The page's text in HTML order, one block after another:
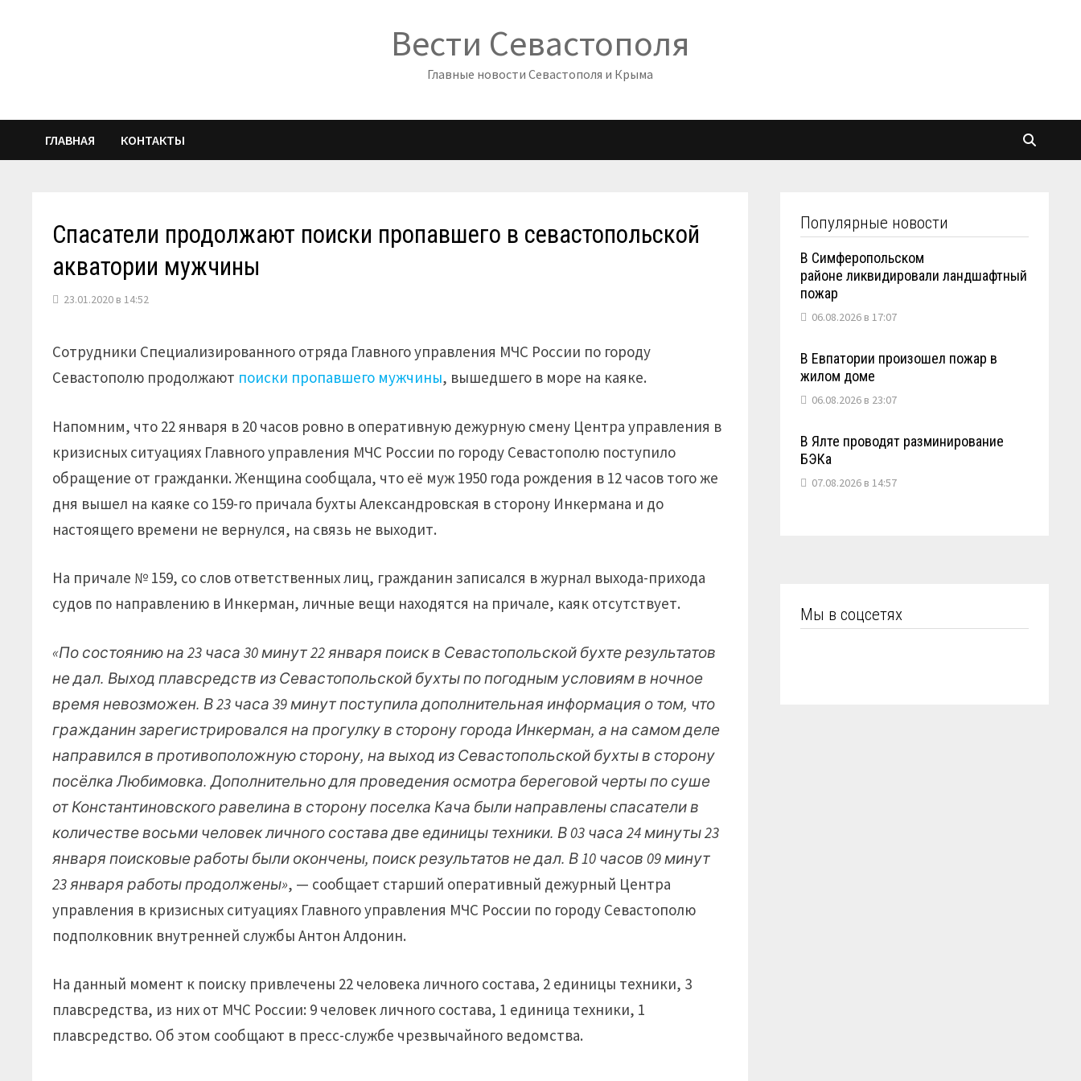
Вести Севастополя
Главные новости Севастополя и Крыма
ГЛАВНАЯ КОНТАКТЫ
Спасатели продолжают поиски пропавшего в севастопольской
акватории мужчины
23.01.2020 в 14:52
Сотрудники Специализированного отряда Главного управления МЧС России по городу
Севастополю продолжают поиски пропавшего мужчины, вышедшего в море на каяке.
Напомним, что 22 января в 20 часов ровно в оперативную дежурную смену Центра управления в
кризисных ситуациях Главного управления МЧС России по городу Севастополю поступило
обращение от гражданки. Женщина сообщала, что её муж 1950 года рождения в 12 часов того же
дня вышел на каяке со 159-го причала бухты Александровская в сторону Инкермана и до
настоящего времени не вернулся, на связь не выходит.
На причале № 159, со слов ответственных лиц, гражданин записался в журнал выхода-прихода
судов по направлению в Инкерман, личные вещи находятся на причале, каяк отсутствует.
«По состоянию на 23 часа 30 минут 22 января поиск в Севастопольской бухте результатов
не дал. Выход плавсредств из Севастопольской бухты по погодным условиям в ночное
время невозможен. В 23 часа 39 минут поступила дополнительная информация о том, что
гражданин зарегистрировался на прогулку в сторону города Инкерман, а на самом деле
направился в противоположную сторону, на выход из Севастопольской бухты в сторону
посёлка Любимовка. Дополнительно для проведения осмотра береговой черты по суше
от Константиновского равелина в сторону поселка Кача были направлены спасатели в
количестве восьми человек личного состава две единицы техники. В 03 часа 24 минуты 23
января поисковые работы были окончены, поиск результатов не дал. В 10 часов 09 минут
23 января работы продолжены», — сообщает старший оперативный дежурный Центра
управления в кризисных ситуациях Главного управления МЧС России по городу Севастополю
подполковник внутренней службы Антон Алдонин.
На данный момент к поиску привлечены 22 человека личного состава, 2 единицы техники, 3
плавсредства, из них от МЧС России: 9 человек личного состава, 1 единица техники, 1
плавсредство. Об этом сообщают в пресс-службе чрезвычайного ведомства.
Популярные новости
В Симферопольском
районе ликвидировали ландшафтный
пожар
06.08.2026 в 17:07
В Евпатории произошел пожар в
жилом доме
06.08.2026 в 23:07
В Ялте проводят разминирование
БЭКа
07.08.2026 в 14:57
Мы в соцсетях